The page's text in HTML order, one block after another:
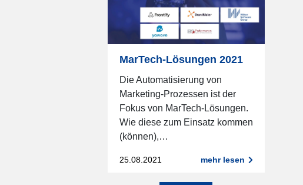
MarTech-Lösungen 2021
Die Automatisierung von
Marketing-Prozessen ist der
Fokus von MarTech-Lösungen.
Wie diese zum Einsatz kommen
(können),…
25.08.2021 mehr lesen